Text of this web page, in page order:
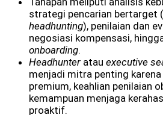
strategi pencarian bertarget
headhunting), penilaian dan
negosiasi kompensasi,
onboarding.
Headhunter atau executive
menjadi mitra penting
premium, keahlian penilaian
kemampuan menjaga
proaktif.